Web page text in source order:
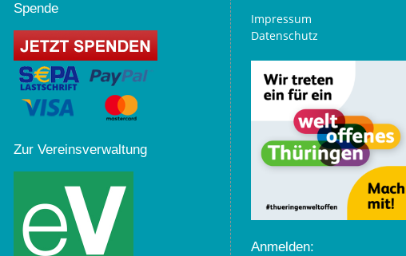
Spende
Zur Vereinsverwaltung
Impressum
Datenschutz
Anmelden: